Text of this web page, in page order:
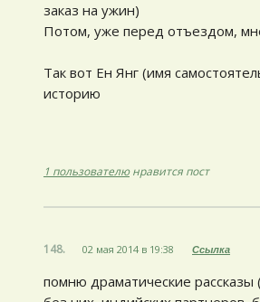
заказ на ужин)
Потом, уже перед отъездом,
Так вот Ен Янг (имя
историю
1 пользователюнравится пост
148. 02 мая 2014 в 19:38 Ссылка
помню драматические